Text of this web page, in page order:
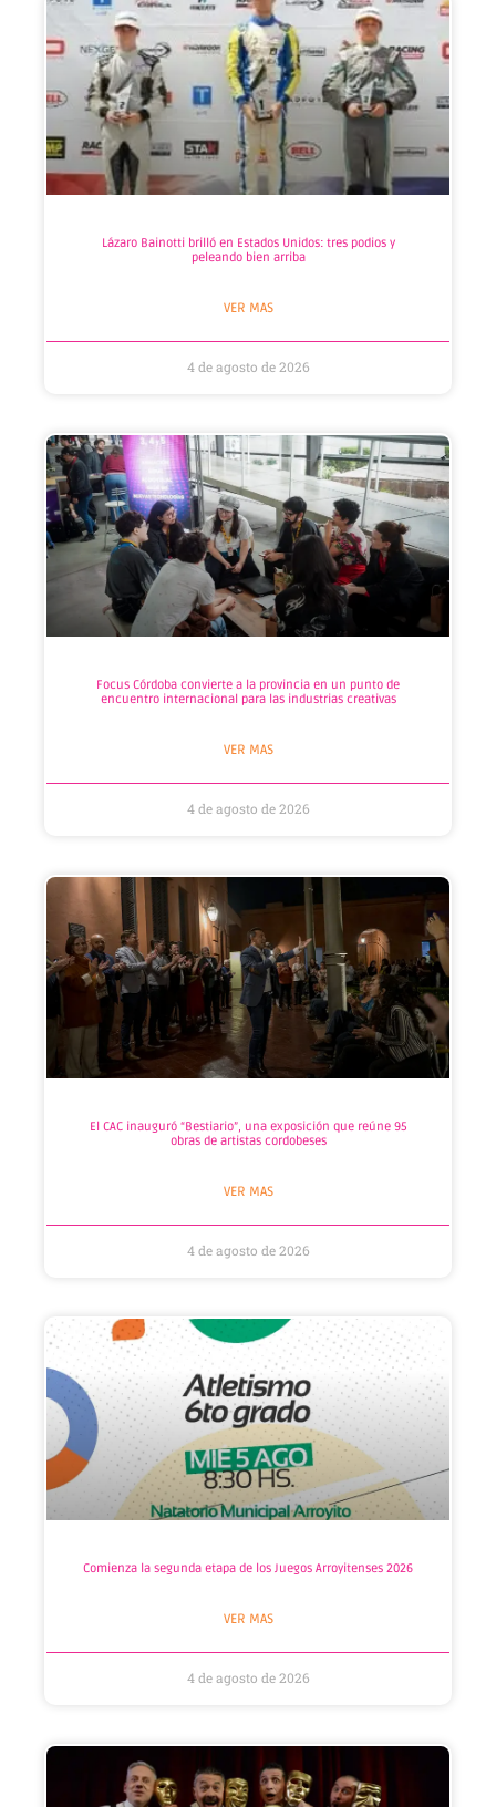
Lázaro Bainotti brilló en Estados Unidos: tres podios y
peleando bien arriba
VER MAS
4 de agosto de 2026
Focus Córdoba convierte a la provincia en un punto de
encuentro internacional para las industrias creativas
VER MAS
4 de agosto de 2026
El CAC inauguró “Bestiario”, una exposición que reúne 95
obras de artistas cordobeses
VER MAS
4 de agosto de 2026
Comienza la segunda etapa de los Juegos Arroyitenses 2026
VER MAS
4 de agosto de 2026